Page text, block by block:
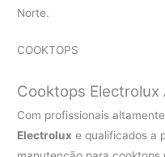
Norte.
COOKTOPS
Cooktops
Com profissionais
Electrolux e qualificados a